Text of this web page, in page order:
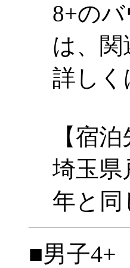
8+の
は、
詳しく
【宿泊
埼玉
年と同
■男子4+